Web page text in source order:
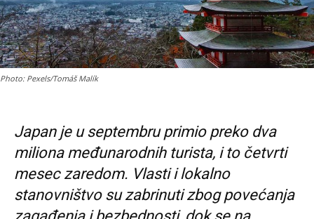
Photo: Pexels/Tomáš Malík
Japan je u septembru primio preko dva
miliona međunarodnih turista, i to četvrti
mesec zaredom. Vlasti i lokalno
stanovništvo su zabrinuti zbog povećanja